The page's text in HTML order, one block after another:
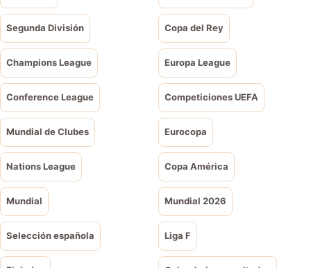
Segunda División Copa del Rey
Champions League Europa League
Conference League Competiciones UEFA
Mundial de Clubes Eurocopa
Nations League Copa América
Mundial Mundial 2026
Selección española Liga F